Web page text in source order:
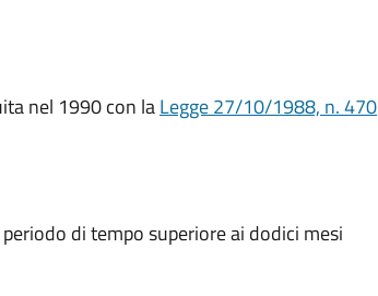
nel 1990 con laLegge 27/10/1988, n. 470
di tempo superiore ai dodici mesi